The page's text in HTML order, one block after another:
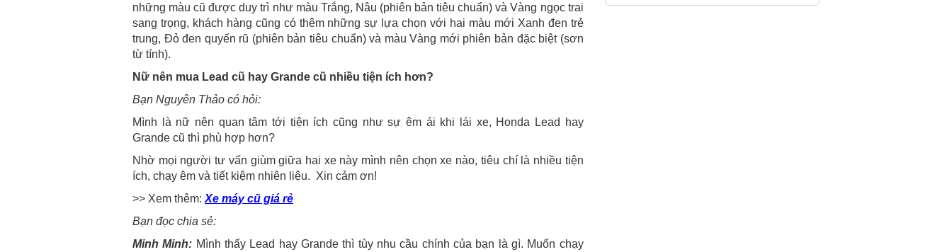
những màu cũ được duy trì như màu Trắng, Nâu (phiên bản tiêu chuẩn) và Vàng ngọc trai
sang trọng, khách hàng cũng có thêm những sự lựa chọn với hai màu mới Xanh đen trẻ
trung, Đỏ đen quyến rũ (phiên bản tiêu chuẩn) và màu Vàng mới phiên bản đặc biệt (sơn
từ tính).
Nữ nên mua Lead cũ hay Grande cũ nhiều tiện ích hơn?
Bạn Nguyên Thảo có hỏi:
Mình là nữ nên quan tâm tới tiện ích cũng như sự êm ái khi lái xe, Honda Lead hay
Grande cũ thì phù hợp hơn?
Nhờ mọi người tư vấn giùm giữa hai xe này mình nên chọn xe nào, tiêu chí là nhiều tiện
ích, chạy êm và tiết kiệm nhiên liệu. Xin cảm ơn!
>> Xem thêm: Xe máy cũ giá rẻ
Bạn đọc chia sẻ:
Minh Minh: Mình thấy Lead hay Grande thì tùy nhu cầu chính của bạn là gì. Muốn chạy